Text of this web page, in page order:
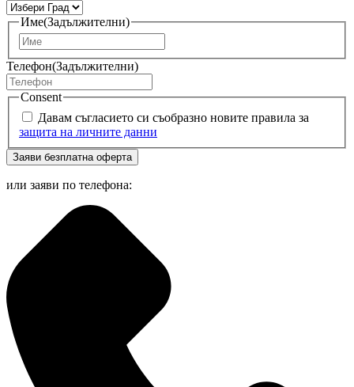
Име(Задължителни)
Телефон(Задължителни)
Consent
Давам съгласието си съобразно новите правила за
защита на личните данни
Заяви безплатна оферта
или заяви по телефона: